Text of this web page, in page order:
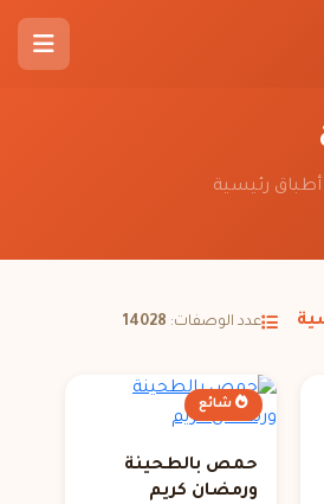
أطباق رئيسية
عدد الوصفات: 14028
شائع
حمص بالطحينة
ورمضان كريم